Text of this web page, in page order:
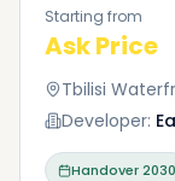
Starting from
Ask Price
Tbilisi
Developer:
Handover2030